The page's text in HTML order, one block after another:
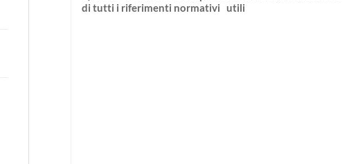
di tutti i riferimenti normativi utili